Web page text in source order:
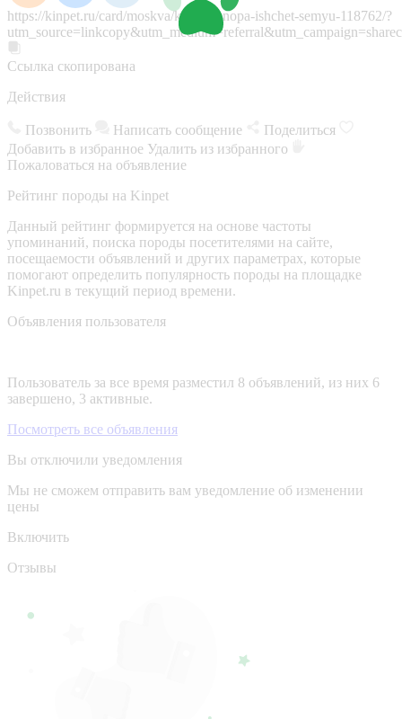
https://kinpet.ru/card/moskva/koshki/knopa-ishchet-semyu-118762/?
Ссылка скопирована
Действия
Позвонить Написать сообщение
Поделиться
Добавить в избранное Удалить из избранного
Пожаловаться на объявление
Рейтинг породы на Kinpet
Данный рейтинг формируется на основе частоты
упоминаний, поиска породы посетителями на сайте,
посещаемости объявлений и других параметрах, которые
помогают определить популярность породы на площадке
Kinpet.ru в текущий период времени.
Объявления пользователя
Пользователь за все время разместил 8 объявлений, из них 6
завершено, 3 активные.
Посмотреть все объявления
Вы отключили уведомления
Мы не сможем отправить вам уведомление об изменении
цены
Включить
Отзывы